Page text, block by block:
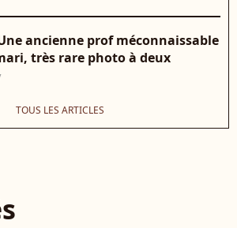
ancienne prof méconnaissable
très rare photo à deux
TOUS LES ARTICLES